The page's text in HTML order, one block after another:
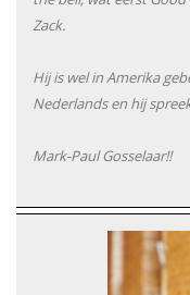
Zack.
Hij is wel in Amerika
Nederlands en hij
Mark-Paul Gosselaar!!